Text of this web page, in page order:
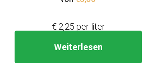
Weiterlesen
€ 2,25 per liter